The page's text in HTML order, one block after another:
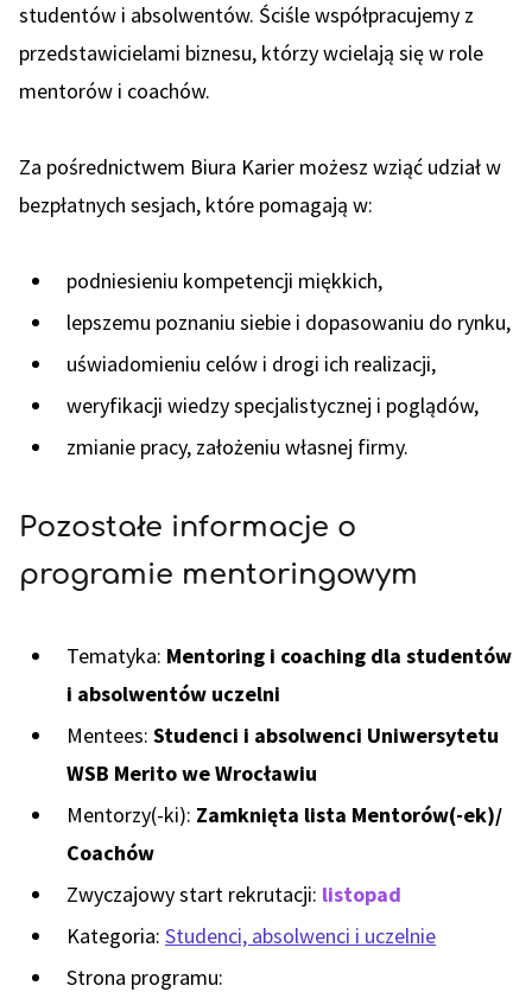
studentów i absolwentów. Ściśle współpracujemy z
przedstawicielami biznesu, którzy wcielają się w role
mentorów i coachów.
Za pośrednictwem Biura Karier możesz wziąć udział w
bezpłatnych sesjach, które pomagają w:
podniesieniu kompetencji miękkich,
lepszemu poznaniu siebie i dopasowaniu do rynku,
uświadomieniu celów i drogi ich realizacji,
weryfikacji wiedzy specjalistycznej i poglądów,
zmianie pracy, założeniu własnej firmy.
Pozostałe informacje o
programie mentoringowym
Tematyka: Mentoring i coaching dla studentów
i absolwentów uczelni
Mentees: Studenci i absolwenci Uniwersytetu
WSB Merito we Wrocławiu
Mentorzy(-ki): Zamknięta lista Mentorów(-ek)/
Coachów
Zwyczajowy start rekrutacji: listopad
Kategoria: Studenci, absolwenci i uczelnie
Strona programu: